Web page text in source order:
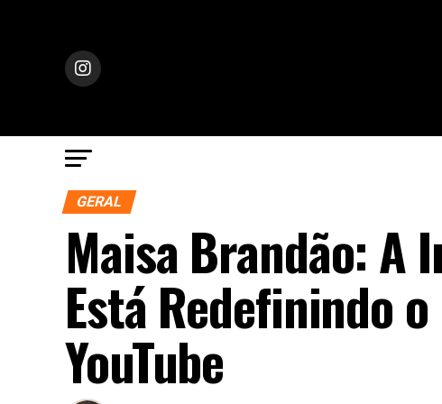
GERAL
Maisa Brandão: A
Está Redefinindo
YouTube